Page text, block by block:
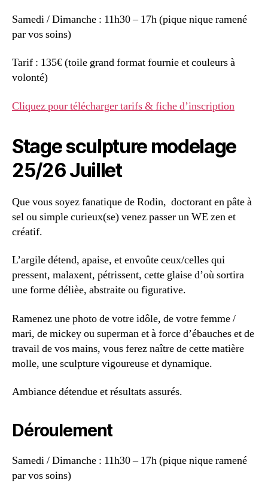
Samedi / Dimanche : 11h30 – 17h (pique nique ramené
par vos soins)
Tarif : 135€ (toile grand format fournie et couleurs à
volonté)
Cliquez pour télécharger tarifs & fiche d’inscription
Stage sculpture modelage
25/26 Juillet
Que vous soyez fanatique de Rodin, doctorant en pâte à
sel ou simple curieux(se) venez passer un WE zen et
créatif.
L’argile détend, apaise, et envoûte ceux/celles qui
pressent, malaxent, pétrissent, cette glaise d’où sortira
une forme délièe, abstraite ou figurative.
Ramenez une photo de votre idôle, de votre femme /
mari, de mickey ou superman et à force d’ébauches et de
travail de vos mains, vous ferez naître de cette matière
molle, une sculpture vigoureuse et dynamique.
Ambiance détendue et résultats assurés.
Déroulement
Samedi / Dimanche : 11h30 – 17h (pique nique ramené
par vos soins)